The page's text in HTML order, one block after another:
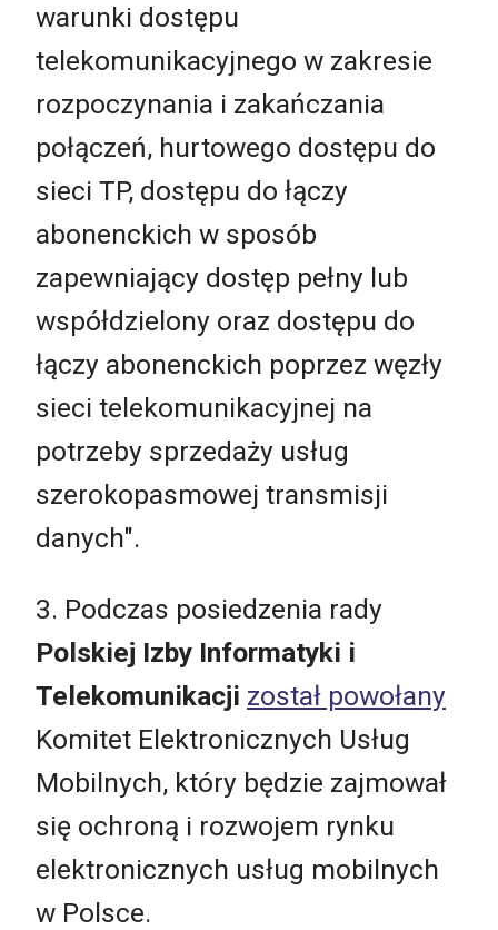
warunki dostępu
telekomunikacyjnego w zakresie
rozpoczynania i zakańczania
połączeń, hurtowego dostępu do
sieci TP, dostępu do łączy
abonenckich w sposób
zapewniający dostęp pełny lub
współdzielony oraz dostępu do
łączy abonenckich poprzez węzły
sieci telekomunikacyjnej na
potrzeby sprzedaży usług
szerokopasmowej transmisji
danych".
3. Podczas posiedzenia rady
Polskiej Izby Informatyki i
Telekomunikacji został powołany
Komitet Elektronicznych Usług
Mobilnych, który będzie zajmował
się ochroną i rozwojem rynku
elektronicznych usług mobilnych
w Polsce.